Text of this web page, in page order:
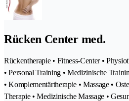
Rücken Center med.
Rückentherapie • Fitness-Center •
• Personal Training • Medizinische
• Komplementärtherapie • Massage •
Therapie • Medizinische Massage •